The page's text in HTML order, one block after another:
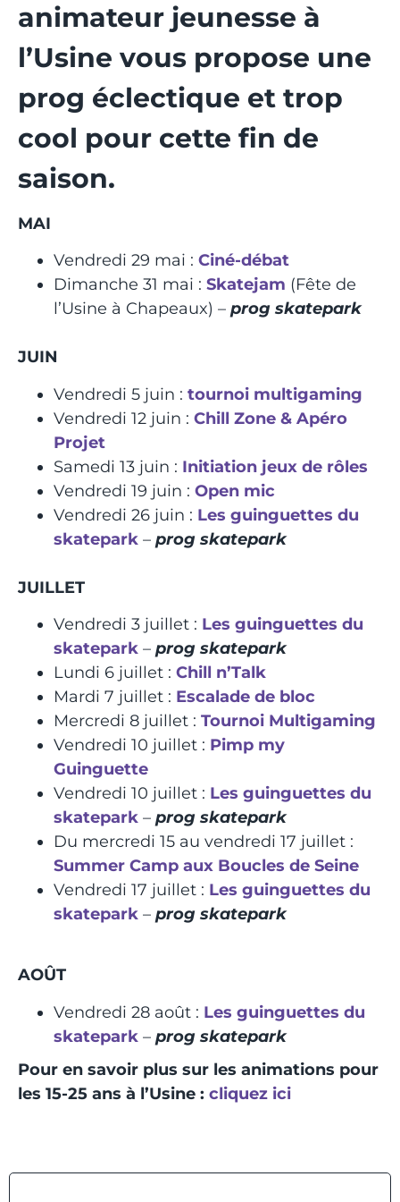
animateur jeunesse à
l’Usine vous propose une
prog éclectique et trop
cool pour cette fin de
saison.
MAI
Vendredi 29 mai : Ciné-débat
Dimanche 31 mai : Skatejam (Fête de
l’Usine à Chapeaux) – prog skatepark
JUIN
Vendredi 5 juin : tournoi multigaming
Vendredi 12 juin : Chill Zone & Apéro
Projet
Samedi 13 juin : Initiation jeux de rôles
Vendredi 19 juin : Open mic
Vendredi 26 juin : Les guinguettes du
skatepark – prog skatepark
JUILLET
Vendredi 3 juillet : Les guinguettes du
skatepark – prog skatepark
Lundi 6 juillet : Chill n’Talk
Mardi 7 juillet : Escalade de bloc
Mercredi 8 juillet : Tournoi Multigaming
Vendredi 10 juillet : Pimp my
Guinguette
Vendredi 10 juillet : Les guinguettes du
skatepark – prog skatepark
Du mercredi 15 au vendredi 17 juillet :
Summer Camp aux Boucles de Seine
Vendredi 17 juillet : Les guinguettes du
skatepark – prog skatepark
AOÛT
Vendredi 28 août : Les guinguettes du
skatepark – prog skatepark
Pour en savoir plus sur les animations pour
les 15-25 ans à l’Usine : cliquez ici